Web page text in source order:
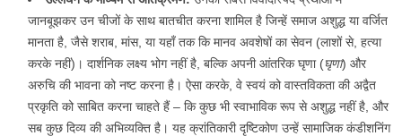
जानबूझकर उन चीजों के साथ बातचीत करना शामिल है जिन्हें समाज अशुद्ध या वर्जित
मानता है, जैसे शराब, मांस, या यहाँ तक कि मानव अवशेषों का सेवन (लाशों से, हत्या
करके नहीं)। दार्शनिक लक्ष्य भोग नहीं है, बल्कि अपनी आंतरिक घृणा (घृणा) और
अरुचि की भावना को नष्ट करना है। ऐसा करके, वे स्वयं को वास्तविकता की अद्वैत
प्रकृति को साबित करना चाहते हैं – कि कुछ भी स्वाभाविक रूप से अशुद्ध नहीं है, और
सब कुछ दिव्य की अभिव्यक्ति है। यह क्रांतिकारी दृष्टिकोण उन्हें सामाजिक कंडीशनिंग